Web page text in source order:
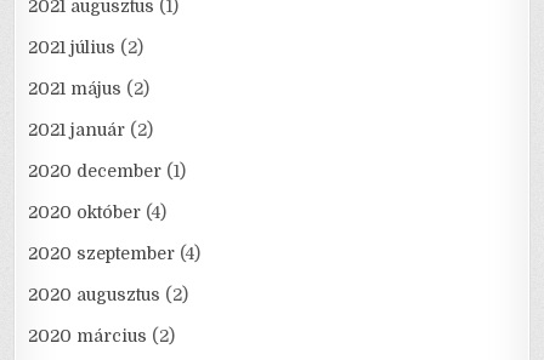
2021 augusztus (1)
2021 július (2)
2021 május (2)
2021 január (2)
2020 december (1)
2020 október (4)
2020 szeptember (4)
2020 augusztus (2)
2020 március (2)